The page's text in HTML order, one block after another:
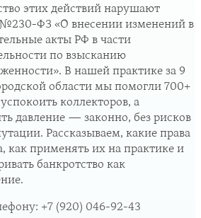
этих действий нарушают
ФЗ «О внесении изменений в
акты РФ в части
по взысканию
В нашей практике за 9
области мы помогли 700+
коллекторов, а
давление — законно, без рисков
Рассказываем, какие права
как применять их на практике и
банкротство как
+7 (920) 046-92-43